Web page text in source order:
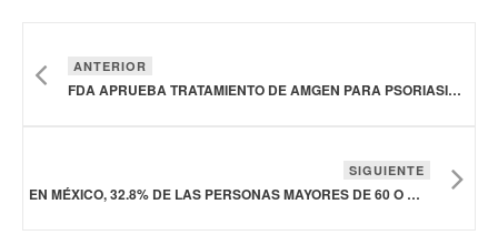
ANTERIOR
FDA APRUEBA TRATAMIENTO DE AMGEN PARA PSORIASIS EN PLACAS DE MODERADA A GRAVE
SIGUIENTE
EN MÉXICO, 32.8% DE LAS PERSONAS MAYORES DE 60 O MÁS AÑOS VIVE CON DIABETES